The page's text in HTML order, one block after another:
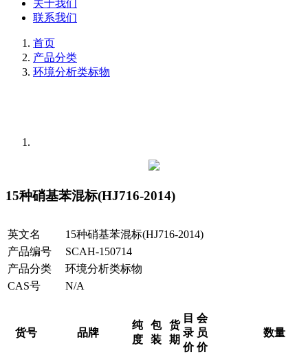
关于我们
联系我们
首页
产品分类
环境分析类标物
15种硝基苯混标(HJ716-2014)
英文名
15种硝基苯混标(HJ716-2014)
产品编号
SCAH-150714
产品分类
环境分析类标物
CAS号
N/A
货号 品牌
纯
度
包
装
货
期
目
录
价
会
员
价
数量